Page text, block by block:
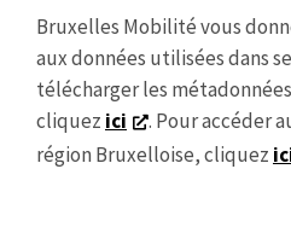
Bruxelles Mobilité vous
aux données utilisées dans
télécharger les
cliquez ici
. Pour accéder
région Bruxelloise, cliquez